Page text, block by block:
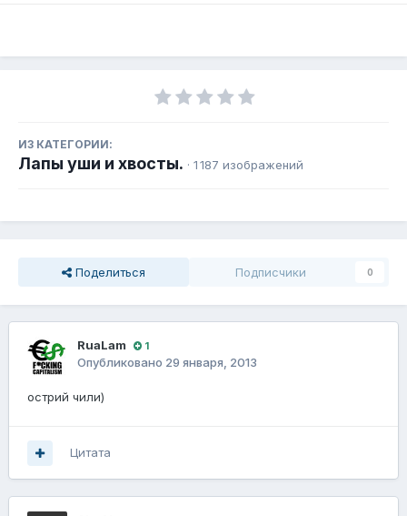
ИЗ КАТЕГОРИИ:
Лапы уши и хвосты. · 1 187 изображений
Поделиться Подписчики 0
RuaLam 1
Опубликовано 29 января, 2013
острий чили)
Цитата